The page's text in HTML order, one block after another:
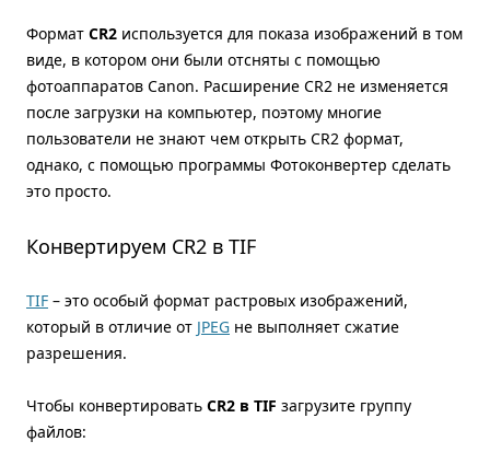
Формат CR2 используется для показа изображений в том
виде, в котором они были отсняты с помощью
фотоаппаратов Canon. Расширение CR2 не изменяется
после загрузки на компьютер, поэтому многие
пользователи не знают чем открыть CR2 формат,
однако, с помощью программы Фотоконвертер сделать
это просто.
Конвертируем CR2 в TIF
TIF – это особый формат растровых изображений,
который в отличие от JPEG не выполняет сжатие
разрешения.
Чтобы конвертировать CR2 в TIF загрузите группу
файлов: